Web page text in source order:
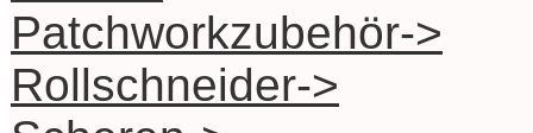
Patchworkzubehör->
Rollschneider->